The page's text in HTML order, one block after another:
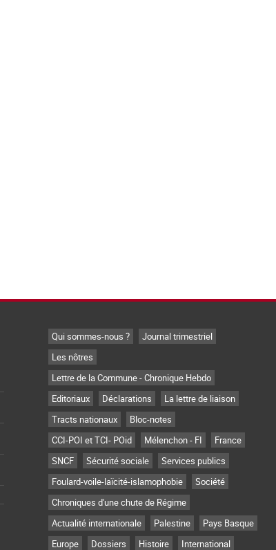
Qui sommes-nous ?
Journal trimestriel
Les nôtres
Lettre de la Commune - Chronique Hebdo
Editoriaux
Déclarations
La lettre de liaison
Tracts nationaux
Bloc-notes
CCI-POI et TCI- POid
Mélenchon - FI
France
SNCF
Sécurité sociale
Services publics
Foulard-voile-laïcité-islamophobie
Société
Chroniques d'une chute de Régime
Actualité internationale
Palestine
Pays Basque
Europe
Dossiers Histoire International